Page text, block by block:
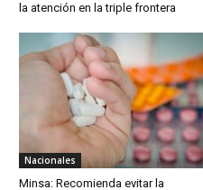
la atención en la triple frontera
Nacionales
Minsa: Recomienda evitar la